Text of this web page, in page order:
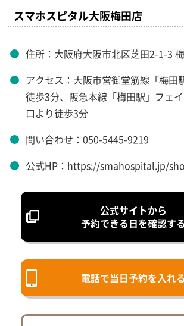
スマホスピタル大阪梅田店
住所：大阪府大阪市北区芝田2-1-3
アクセス：大阪市営御堂筋線「梅田
徒歩3分、阪急本線「梅田駅」フェ
口より徒歩3分
問い合わせ：050-5445-9219
公式HP：https://smahospital.jp/
公式サイトから
予約できる日を確認する
電話で当日予約を入れる